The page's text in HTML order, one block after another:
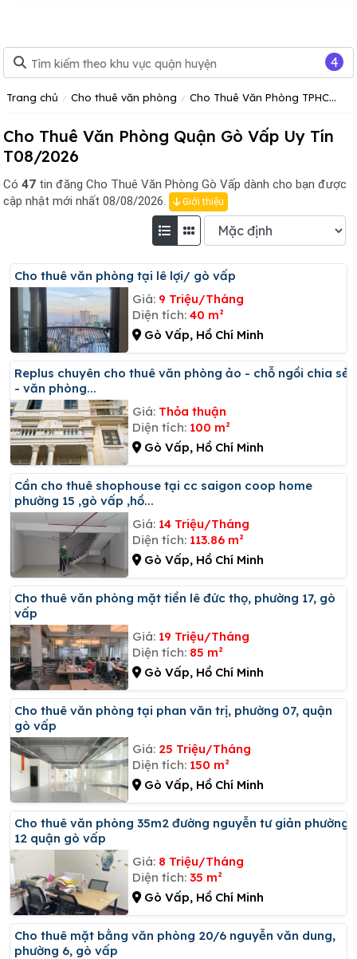
Trang chủ Cho thuê văn phòng Cho Thuê Văn Phòng TPHCM
Cho Thuê Văn Phòng Quận Gò Vấp Uy Tín
T08/2026
Có 47 tin đăng Cho Thuê Văn Phòng Gò Vấp dành cho bạn được
cập nhật mới nhất 08/08/2026.
Giới thiệu
Cho thuê văn phòng tại lê lợi/ gò vấp
Giá: 9 Triệu/Tháng
Diện tích: 40 m²
Gò Vấp, Hồ Chí Minh
Replus chuyên cho thuê văn phòng ảo - chỗ ngồi chia sẻ
- văn phòng...
Giá: Thỏa thuận
Diện tích: 100 m²
Gò Vấp, Hồ Chí Minh
Cần cho thuê shophouse tại cc saigon coop home
phường 15 ,gò vấp ,hồ...
Giá: 14 Triệu/Tháng
Diện tích: 113.86 m²
Gò Vấp, Hồ Chí Minh
Cho thuê văn phòng mặt tiền lê đức thọ, phường 17, gò
vấp
Giá: 19 Triệu/Tháng
Diện tích: 85 m²
Gò Vấp, Hồ Chí Minh
Cho thuê văn phòng tại phan văn trị, phường 07, quận
gò vấp
Giá: 25 Triệu/Tháng
Diện tích: 150 m²
Gò Vấp, Hồ Chí Minh
Cho thuê văn phòng 35m2 đường nguyễn tư giản phường
12 quận gò vấp
Giá: 8 Triệu/Tháng
Diện tích: 35 m²
Gò Vấp, Hồ Chí Minh
Cho thuê mặt bằng văn phòng 20/6 nguyễn văn dung,
phường 6, gò vấp
4